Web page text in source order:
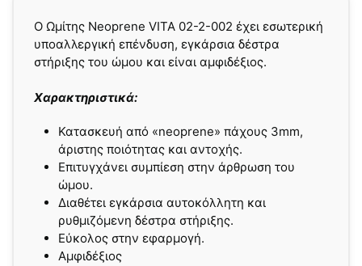
Ο Ωμίτης Νeoprene VITA 02-2-002 έχει εσωτερική
υποαλλεργική επένδυση, εγκάρσια δέστρα
στήριξης του ώμου και είναι αμφιδέξιος.
Χαρακτηριστικά:
Κατασκευή από «neoprene» πάχους 3mm,
άριστης ποιότητας και αντοχής.
Επιτυγχάνει συμπίεση στην άρθρωση του
ώμου.
Διαθέτει εγκάρσια αυτοκόλλητη και
ρυθμιζόμενη δέστρα στήριξης.
Εύκολος στην εφαρμογή.
Αμφιδέξιος